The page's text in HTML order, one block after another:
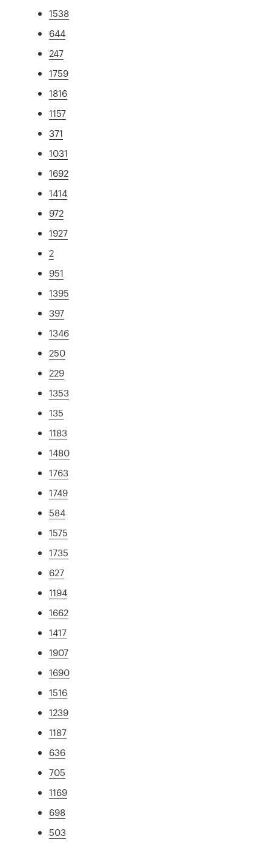
1538
644
247
1759
1816
1157
371
1031
1692
1414
972
1927
2
951
1395
397
1346
250
229
1353
135
1183
1480
1763
1749
584
1575
1735
627
1194
1662
1417
1907
1690
1516
1239
1187
636
705
1169
698
503